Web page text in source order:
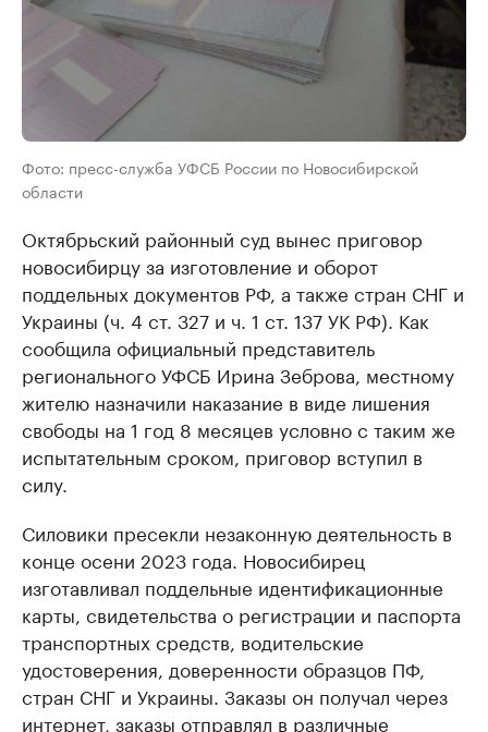
Фото: пресс-служба УФСБ России по Новосибирской
области
Октябрьский районный суд вынес приговор
новосибирцу за изготовление и оборот
поддельных документов РФ, а также стран СНГ и
Украины (ч. 4 ст. 327 и ч. 1 ст. 137 УК РФ). Как
сообщила официальный представитель
регионального УФСБ Ирина Зеброва, местному
жителю назначили наказание в виде лишения
свободы на 1 год 8 месяцев условно с таким же
испытательным сроком, приговор вступил в
силу.
Силовики пресекли незаконную деятельность в
конце осени 2023 года. Новосибирец
изготавливал поддельные идентификационные
карты, свидетельства о регистрации и паспорта
транспортных средств, водительские
удостоверения, доверенности образцов ПФ,
стран СНГ и Украины. Заказы он получал через
интернет, заказы отправлял в различные